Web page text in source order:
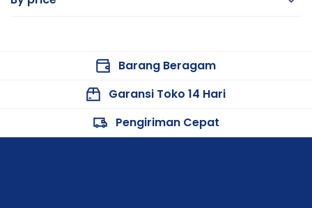
Barang Beragam
Garansi Toko 14 Hari
Pengiriman Cepat